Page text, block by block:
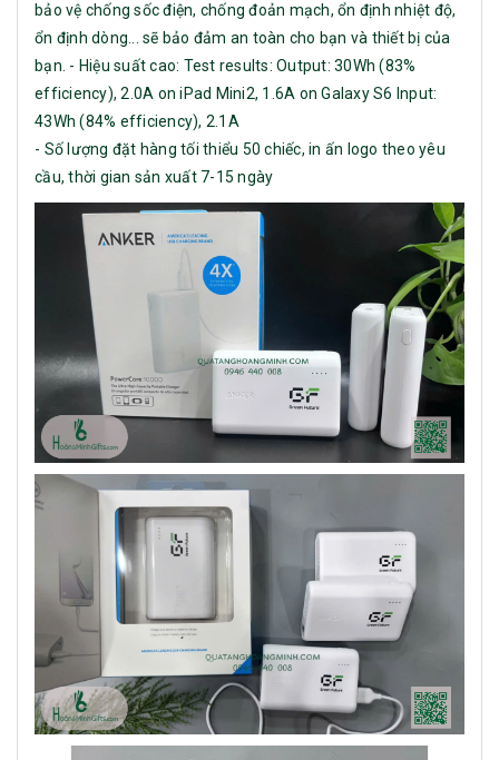
bảo vệ chống sốc điện, chống đoản mạch, ổn định nhiệt độ,
ổn định dòng... sẽ bảo đảm an toàn cho bạn và thiết bị của
bạn. - Hiệu suất cao: Test results: Output: 30Wh (83%
efficiency), 2.0A on iPad Mini2, 1.6A on Galaxy S6 Input:
43Wh (84% efficiency), 2.1A
- Số lượng đặt hàng tối thiểu 50 chiếc, in ấn logo theo yêu
cầu, thời gian sản xuất 7-15 ngày